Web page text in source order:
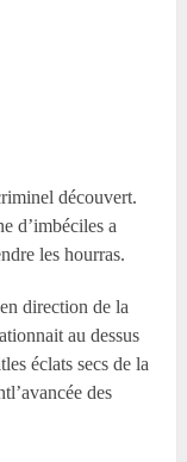
découvert.
d’imbéciles a
les hourras.
direction de la
au dessus
éclats secs de la
des